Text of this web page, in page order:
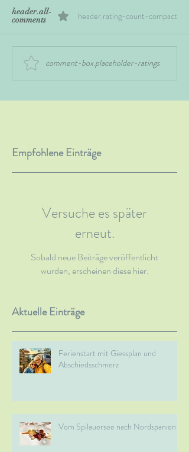
Aktuelle Einträge
Empfohlene Einträge
Ferienstart mit Giessplan und
Abschiedsschmerz
Vom Spilauersee nach Nordspanien
Versuche es später
erneut.
Sobald neue Beiträge veröffentlicht
wurden, erscheinen diese hier.
header.all-
comments
header.rating-count-compact
comment-box.placeholder-ratings